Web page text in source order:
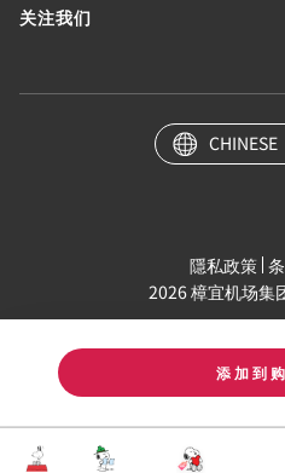
添加到
关注我们
CHINESE
隱私政策
2026 樟宜机场集